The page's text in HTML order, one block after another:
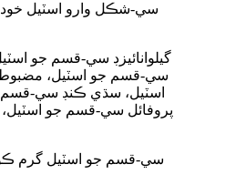
سي-شڪل وارو اسٽيل
گيلوانائيزڊ سي-قسم جو
سي-قسم جو اسٽيل،
اسٽيل، سڌي ڪنڊ سي-قسم
سي-قسم جو اسٽيل گرم